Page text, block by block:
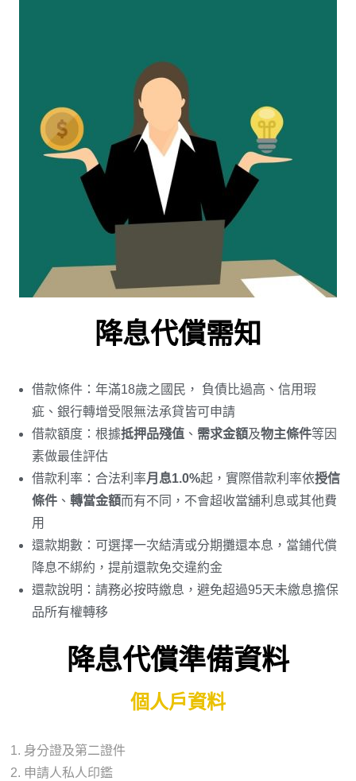
降息代償需知
借款條件：年滿18歲之國民， 負債比過高、信用瑕
疵、銀行轉增受限無法承貸皆可申請
借款額度：根據抵押品殘值 、 需求金額及物主條件等因
素做最佳評估
借款利率：合法利率月息1.0%起，實際借款利率依授信
條件 、 轉當金額而有不同，不會超收當舖利息或其他費
用
還款期數：可選擇一次結清或分期攤還本息，當鋪代償
降息不綁約，提前還款免交違約金
還款說明：請務必按時繳息，避免超過95天未繳息擔保
品所有權轉移
降息代償準備資料
個人戶資料
身分證及第二證件
申請人私人印鑑